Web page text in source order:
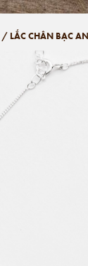
/ LẮC CHÂN BẠC